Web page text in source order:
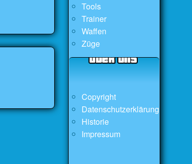
Tools
Trainer
Waffen
Züge
Copyright
Datenschutzerklärung
Historie
Impressum